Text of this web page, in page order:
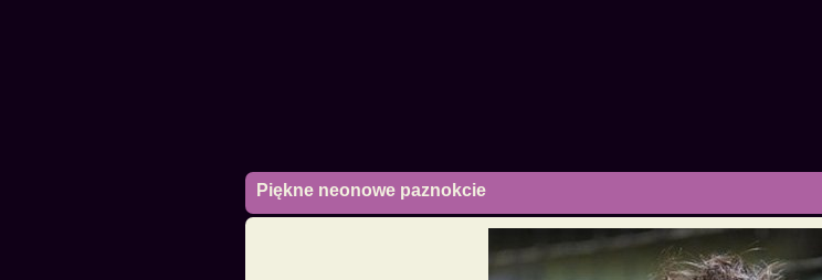
Piękne neonowe paznokcie